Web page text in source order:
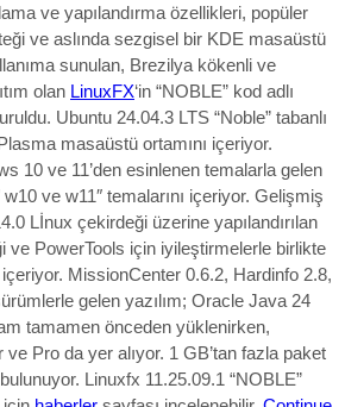
ve yapılandırma özellikleri, popüler
ve aslında sezgisel bir KDE masaüstü
sunulan, Brezilya kökenli ve
olan LinuxFX‘in “NOBLE” kod adlı
Ubuntu 24.04.3 LTS “Noble” tabanlı
masaüstü ortamını içeriyor.
10 ve 11’den esinlenen temalarla gelen
ve w11″ temalarını içeriyor. Gelişmiş
Lİnux çekirdeği üzerine yapılandırılan
ve PowerTools için iyileştirmelerle birlikte
MissionCenter 0.6.2, Hardinfo 2.8,
gelen yazılım; Oracle Java 24
tamamen önceden yüklenirken,
Pro da yer alıyor. 1 GB’tan fazla paket
Linuxfx 11.25.09.1 “NOBLE”